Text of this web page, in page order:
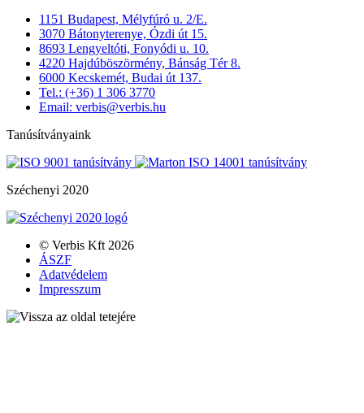
1151 Budapest, Mélyfúró u. 2/E.
3070 Bátonyterenye, Ózdi út 15.
8693 Lengyeltóti, Fonyódi u. 10.
4220 Hajdúböszörmény, Bánság Tér 8.
6000 Kecskemét, Budai út 137.
Tel.: (+36) 1 306 3770
Email: verbis@verbis.hu
Tanúsítványaink
Széchenyi 2020
© Verbis Kft 2026
ÁSZF
Adatvédelem
Impresszum